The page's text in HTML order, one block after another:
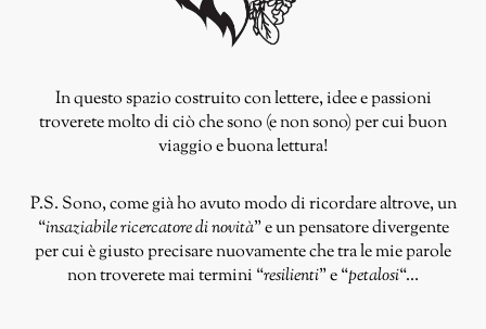
In questo spazio costruito con lettere, idee e passioni
troverete molto di ciò che sono (e non sono) per cui buon
viaggio e buona lettura!
P.S. Sono, come già ho avuto modo di ricordare altrove, un
“insaziabile ricercatore di novità” e un pensatore divergente
per cui è giusto precisare nuovamente che tra le mie parole
non troverete mai termini “resilienti” e “petalosi“…